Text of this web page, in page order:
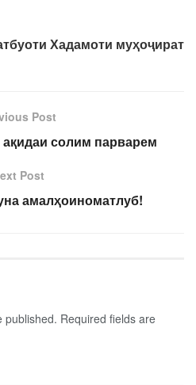
Хадамоти муҳоҷират
Post
солим парварем
Post
амалҳоиноматлуб!
published. Required fields are